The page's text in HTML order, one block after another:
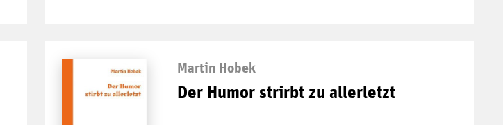
Martin Hobek
Der Humor strirbt zu allerletzt